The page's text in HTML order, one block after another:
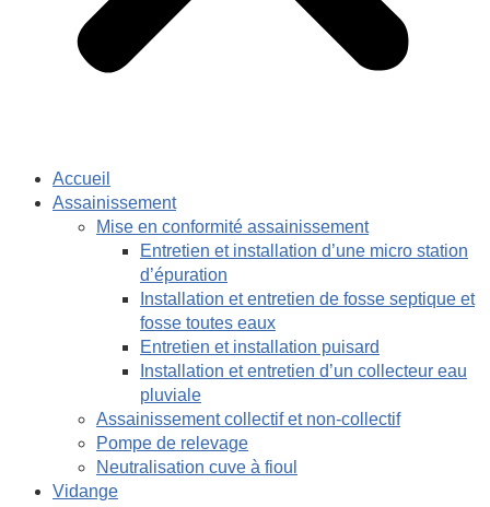
Accueil
Assainissement
Mise en conformité assainissement
Entretien et installation d’une micro station
d’épuration
Installation et entretien de fosse septique et
fosse toutes eaux
Entretien et installation puisard
Installation et entretien d’un collecteur eau
pluviale
Assainissement collectif et non-collectif
Pompe de relevage
Neutralisation cuve à fioul
Vidange